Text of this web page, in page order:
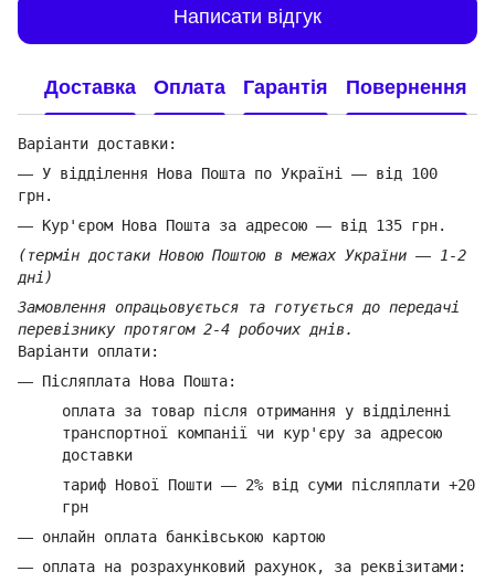
Написати відгук
Доставка Оплата Гарантія Повернення
Варіанти доставки:
— У відділення Нова Пошта по Україні — від 100
грн.
— Кур'єром Нова Пошта за адресою — від 135 грн.
(термін достаки Новою Поштою в межах України — 1-2
дні)
Замовлення опрацьовується та готується до передачі
перевізнику протягом 2-4 робочих днів.
Варіанти оплати:
— Післяплата Нова Пошта:
оплата за товар після отримання у відділенні
транспортної компанії чи кур'єру за адресою
доставки
тариф Нової Пошти — 2% від суми післяплати +20
грн
— онлайн оплата банківською картою
— оплата на розрахунковий рахунок, за реквізитами: